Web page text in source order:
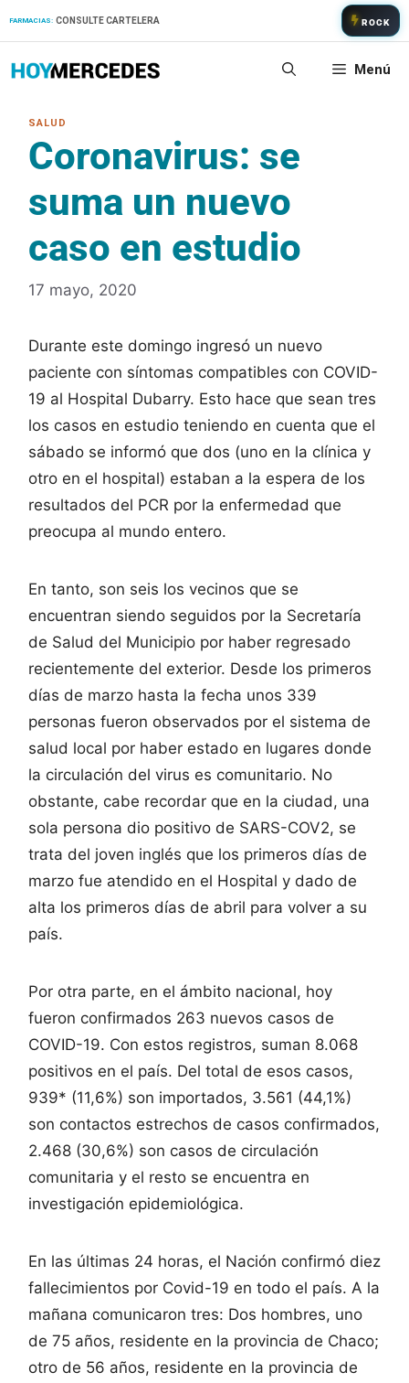
FARMACIAS: CONSULTE CARTELERA ROCK
Menú
Coronavirus: se
suma un nuevo
caso en estudio
17 mayo, 2020
Durante este domingo ingresó un nuevo
paciente con síntomas compatibles con COVID-
19 al Hospital Dubarry. Esto hace que sean tres
los casos en estudio teniendo en cuenta que el
sábado se informó que dos (uno en la clínica y
otro en el hospital) estaban a la espera de los
resultados del PCR por la enfermedad que
preocupa al mundo entero.
En tanto, son seis los vecinos que se
encuentran siendo seguidos por la Secretaría
de Salud del Municipio por haber regresado
recientemente del exterior. Desde los primeros
días de marzo hasta la fecha unos 339
personas fueron observados por el sistema de
salud local por haber estado en lugares donde
la circulación del virus es comunitario. No
obstante, cabe recordar que en la ciudad, una
sola persona dio positivo de SARS-COV2, se
trata del joven inglés que los primeros días de
marzo fue atendido en el Hospital y dado de
alta los primeros días de abril para volver a su
país.
Por otra parte, en el ámbito nacional, hoy
fueron confirmados 263 nuevos casos de
COVID-19. Con estos registros, suman 8.068
positivos en el país. Del total de esos casos,
939* (11,6%) son importados, 3.561 (44,1%)
son contactos estrechos de casos confirmados,
2.468 (30,6%) son casos de circulación
comunitaria y el resto se encuentra en
investigación epidemiológica.
En las últimas 24 horas, el Nación confirmó diez
fallecimientos por Covid-19 en todo el país. A la
mañana comunicaron tres: Dos hombres, uno
de 75 años, residente en la provincia de Chaco;
otro de 56 años, residente en la provincia de